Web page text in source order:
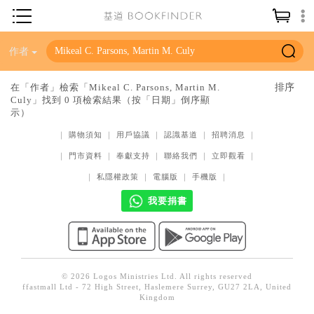
神學／教義
聖經
教會歷史
靈修／禱告
教會事工
分齡牧養
社會／倫理
作者
在「作者」檢索「Mikeal C. Parsons, Martin M.
Culy」找到 0 項檢索結果（按「日期」倒序顯
示）
｜ 購物須知 ｜ 用戶協議 ｜ 認識基道 ｜ 招聘消息 ｜
｜ 門市資料 ｜ 奉獻支持 ｜ 聯絡我們 ｜ 立即觀看 ｜
｜ 私隱權政策 ｜ 電腦版 ｜ 手機版 ｜
我要捐書
© 2026 Logos Ministries Ltd. All rights reserved
ffastmall Ltd - 72 High Street, Haslemere Surrey, GU27 2LA, United
Kingdom